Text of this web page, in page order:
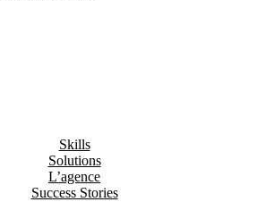
Skills
Solutions
L’agence
Success Stories